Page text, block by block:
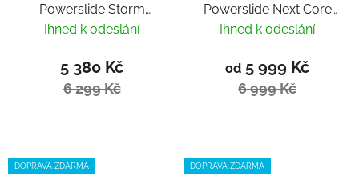
Powerslide Storm
Black 110
Ihned k odeslání
5 380 Kč
6 299 Kč
Powerslide Next Core
Black 110 Trinity
Ihned k odeslání
od 5 999 Kč
6 999 Kč
DOPRAVA ZDARMA DOPRAVA ZDARMA